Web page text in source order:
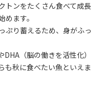
トンをたくさん食べて成長
ます。
ぷり蓄えるため、身がふっ
（脳の働きを活性化）
も秋に食べたい魚といえま